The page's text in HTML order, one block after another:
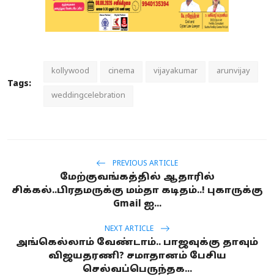
Tags:
kollywood cinema vijayakumar arunvijay
weddingcelebration
PREVIOUS ARTICLE
மேற்குவங்கத்தில் ஆதாரில்
சிக்கல்..பிரதமருக்கு மம்தா கடிதம்..! புகாருக்கு
Gmail ஐ...
NEXT ARTICLE
அங்கெல்லாம் வேண்டாம்.. பாஜவுக்கு தாவும்
விஜயதரணி? சமாதானம் பேசிய
செல்வப்பெருந்தக...